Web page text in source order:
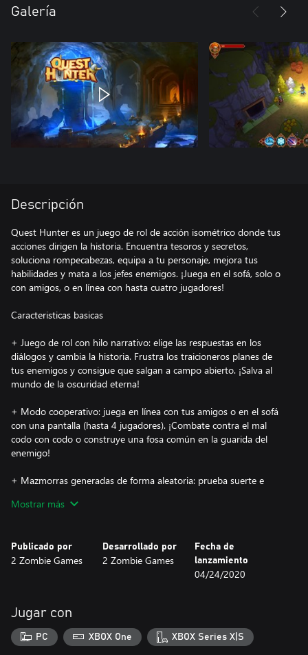
Galería
Descripción
Quest Hunter es un juego de rol de acción isométrico donde tus
acciones dirigen la historia. Encuentra tesoros y secretos,
soluciona rompecabezas, equipa a tu personaje, mejora tus
habilidades y mata a los jefes enemigos. ¡Juega en el sofá, solo o
con amigos, o en línea con hasta cuatro jugadores!
Caracteristicas basicas
+ Juego de rol con hilo narrativo: elige las respuestas en los
diálogos y cambia la historia. Frustra los traicioneros planes de
tus enemigos y consigue que salgan a campo abierto. ¡Salva al
mundo de la oscuridad eterna!
+ Modo cooperativo: juega en línea con tus amigos o en el sofá
con una pantalla (hasta 4 jugadores). ¡Combate contra el mal
codo con codo o construye una fosa común en la guarida del
enemigo!
+ Mazmorras generadas de forma aleatoria: prueba suerte e
espera a la vuelta de la esquina?
desentierra… En definitiva, soluciona una amplia variedad de
pruebas y rompecabezas. ¡Busca mapas del tesoro para
convertirte en el hombre más rico del campamento!
+ Habilidades y superpoderes: mejora los atributos del personaje
y explora nuevas habilidades. ¡Conviértete en una máquina de
matar invencible y transforma en polvo a tus enemigos!
Mostrar más
Publicado por
2 Zombie Games
Desarrollado por
2 Zombie Games
Fecha de
lanzamiento
04/24/2020
Jugar con
PC XBOX One XBOX Series X|S